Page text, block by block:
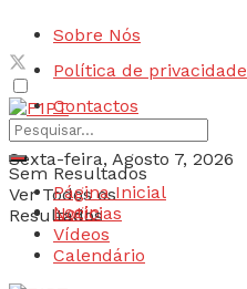
Sobre Nós
Política de privacidade
Contactos
Sexta-feira, Agosto 7, 2026
Login
Sem Resultados
Ver Todos os
Resultados
Página Inicial
Notícias
Vídeos
Calendário